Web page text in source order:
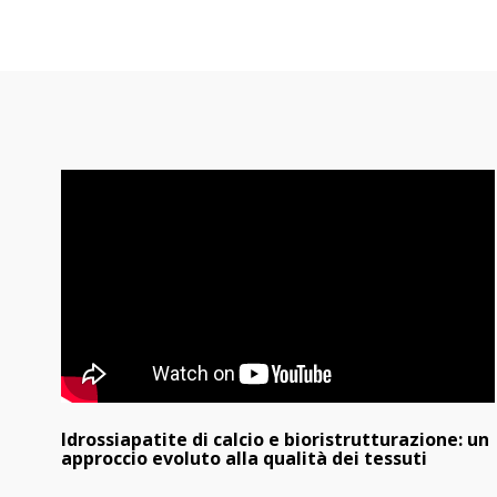
Idrossiapatite di calcio e bioristrutturazione: un
approccio evoluto alla qualità dei tessuti